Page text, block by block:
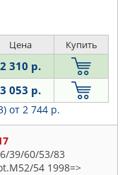
Цена Купить
2 310 р.
3 053 р.
от 2 744 р.
39/60/53/83
54 1998=>